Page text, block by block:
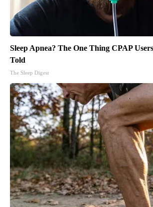
Sleep Apnea? The One Thing CPAP
Told
The Sleep Digest